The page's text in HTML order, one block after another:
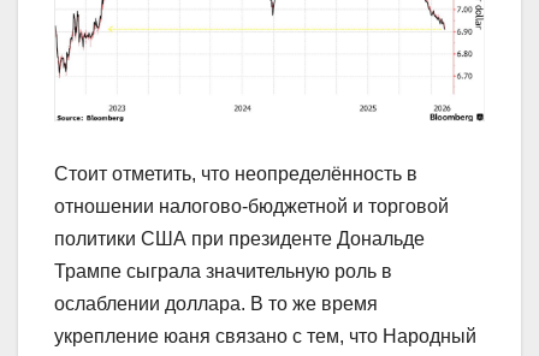
Стоит отметить, что неопределённость в
отношении налогово-бюджетной и торговой
политики США при президенте Дональде
Трампе сыграла значительную роль в
ослаблении доллара. В то же время
укрепление юаня связано с тем, что Народный